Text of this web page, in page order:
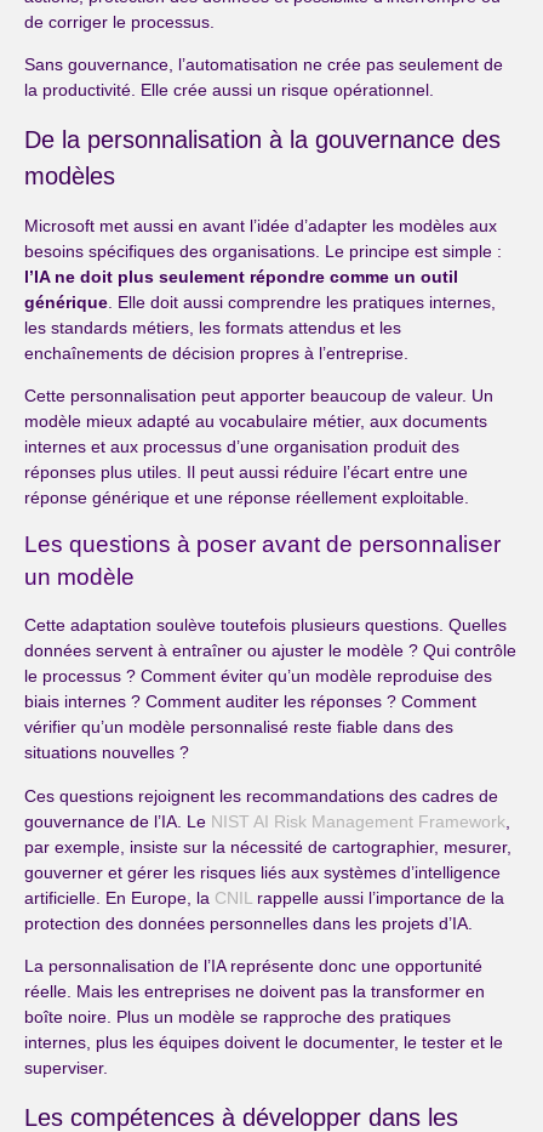
de corriger le processus.
Sans gouvernance, l’automatisation ne crée pas seulement de
la productivité. Elle crée aussi un risque opérationnel.
De la personnalisation à la gouvernance des
modèles
Microsoft met aussi en avant l’idée d’adapter les modèles aux
besoins spécifiques des organisations. Le principe est simple :
l’IA ne doit plus seulement répondre comme un outil
générique . Elle doit aussi comprendre les pratiques internes,
les standards métiers, les formats attendus et les
enchaînements de décision propres à l’entreprise.
Cette personnalisation peut apporter beaucoup de valeur. Un
modèle mieux adapté au vocabulaire métier, aux documents
internes et aux processus d’une organisation produit des
réponses plus utiles. Il peut aussi réduire l’écart entre une
réponse générique et une réponse réellement exploitable.
Les questions à poser avant de personnaliser
un modèle
Cette adaptation soulève toutefois plusieurs questions. Quelles
données servent à entraîner ou ajuster le modèle ? Qui contrôle
le processus ? Comment éviter qu’un modèle reproduise des
biais internes ? Comment auditer les réponses ? Comment
vérifier qu’un modèle personnalisé reste fiable dans des
situations nouvelles ?
Ces questions rejoignent les recommandations des cadres de
gouvernance de l’IA. Le NIST AI Risk Management Framework
par exemple, insiste sur la nécessité de cartographier, mesurer,
gouverner et gérer les risques liés aux systèmes d’intelligence
artificielle. En Europe, la CNIL rappelle aussi l’importance de la
protection des données personnelles dans les projets d’IA.
La personnalisation de l’IA représente donc une opportunité
réelle. Mais les entreprises ne doivent pas la transformer en
boîte noire. Plus un modèle se rapproche des pratiques
internes, plus les équipes doivent le documenter, le tester et le
superviser.
Les compétences à développer dans les